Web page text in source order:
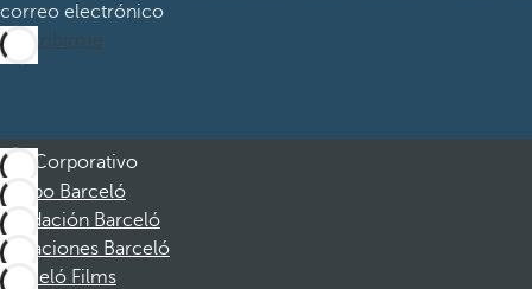
correo electrónico
Suscribirme
Corporativo
Grupo Barceló
Fundación Barceló
Vacaciones Barceló
Barceló Films